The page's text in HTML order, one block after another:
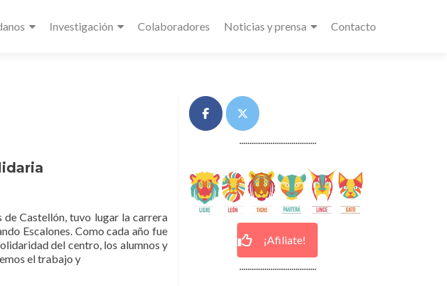
Investigación Colaboradores Noticias y prensa Contacto
de Castellón, tuvo lugar la carrera
Escalones. Como cada año fue
del centro, los alumnos y
el trabajo y
.....................................
¡Afiliate!